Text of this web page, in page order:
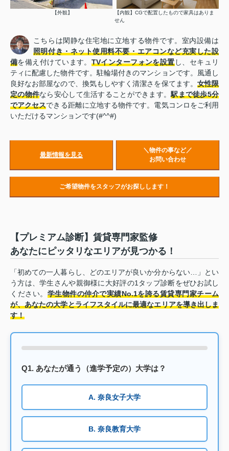
【外観】
【内観】CGで配置したもので家具はありま
せん
こちらは閑静な住宅地に立地する物件です。室内設備は
照明付き・ネット使用料不要・エアコンなど充実した設
備を備え付けています。 TVインターフォンを設置し、セキュリ
ティに配慮した物件です。駐輪場付きのマンションです。風通し
良好なお部屋なので、換気もしやすく清潔さを保てます。 女性限
定の物件なら安心して生活することができます。駅まで徒歩5分
でアクセスできる距離に立地する物件です。電気コンロをご利用
いただけるマンションです(#^^#)
最新情報を見る
＼物件の事など／
お問い合わせ
ご希望物件をスタッフがお探しします！
【プレミアム診断】賃貸専門家監修
あなたにピッタリなエリアが見つかる！
「初めての一人暮らし、どのエリアが良いか分からない…」とい
う方は、学生さんや親御様に大好評の1タップ診断をぜひお試し
ください。 学生物件の仲介で実績No.1を誇る賃貸専門家チーム
が、あなたの大学とライフスタイルに最適なエリアを導き出しま
す！
Q1. あなたが通う（進学予定の）大学は？
A. 奈良女子大学
B. 奈良教育大学